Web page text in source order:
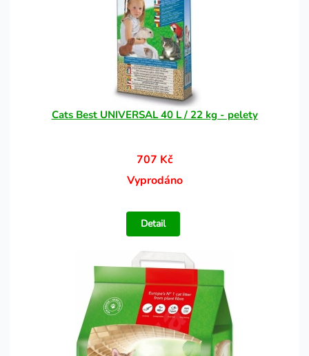
Cats Best UNIVERSAL 40 L / 22 kg - pelety
707 Kč
Vyprodáno
Detail